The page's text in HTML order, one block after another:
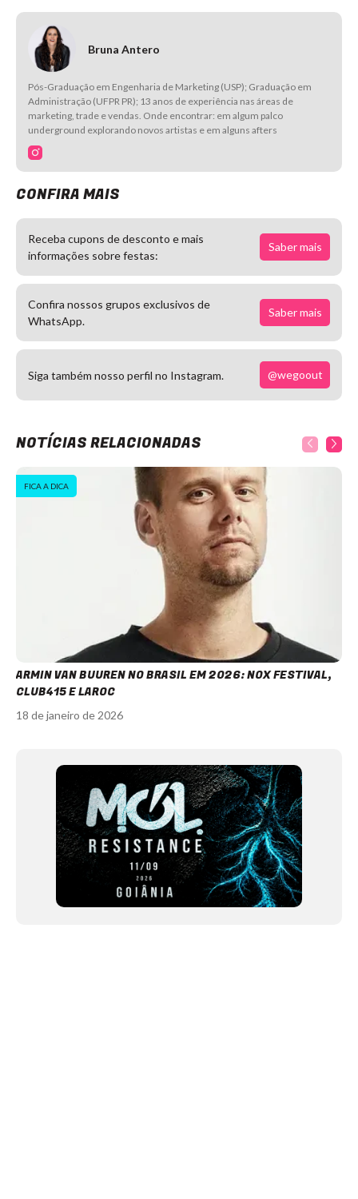
Bruna Antero
Pós-Graduação em Engenharia de Marketing (USP); Graduação em
Administração (UFPR PR); 13 anos de experiência nas áreas de
marketing, trade e vendas. Onde encontrar: em algum palco
underground explorando novos artistas e em alguns afters
CONFIRA MAIS
Receba cupons de desconto e mais
informações sobre festas:
Saber mais
Confira nossos grupos exclusivos de
WhatsApp.
Saber mais
Siga também nosso perfil no Instagram. @wegoout
NOTÍCIAS RELACIONADAS
FICA A DICA
ARMIN VAN BUUREN NO BRASIL EM 2026: NOX FESTIVAL,
CLUB415 E LAROC
18 de janeiro de 2026